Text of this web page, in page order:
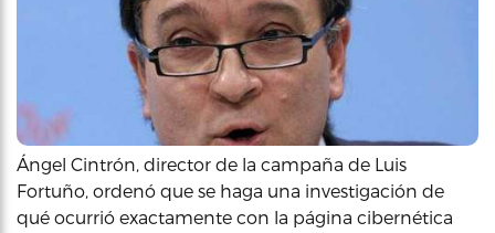
Ángel Cintrón, director de la campaña de Luis
Fortuño, ordenó que se haga una investigación de
qué ocurrió exactamente con la página cibernética